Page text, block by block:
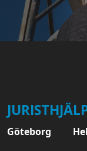
Göteborg